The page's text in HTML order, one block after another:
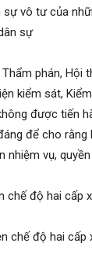
sự vô tư của
sự
phán, Hội
kiểm sát,
được tiến
để cho
nhiệm vụ,
chế độ hai cấp
chế độ hai cấp